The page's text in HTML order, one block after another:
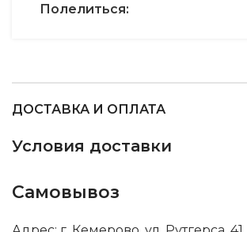
Полелиться:
ДОСТАВКА И ОПЛАТА
Условия доставки
Самовывоз